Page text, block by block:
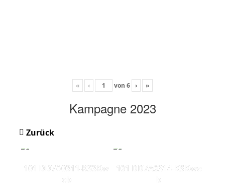
« ‹ von 6 › »
Kampagne 2023
Zurück
101 DD7A0311-KS3Kw
eb
101 DD7A0314-KSKwe
b